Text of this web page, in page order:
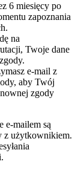
6 miesięcy po
zapoznania
na
Twoje dane
e-mail z
aby Twój
zgody
e-mailem są
z użytkownikiem.